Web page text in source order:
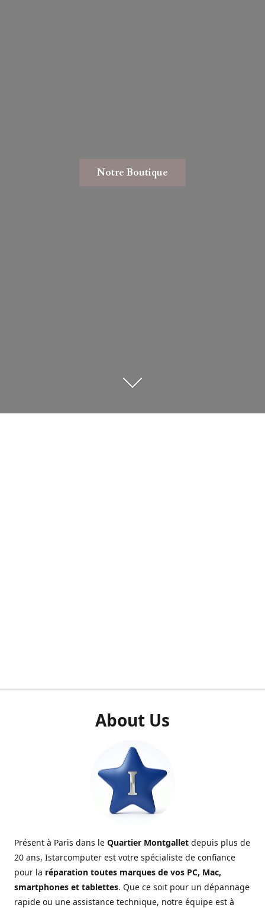
Notre Boutique
About Us
Présent à Paris dans le Quartier Montgallet depuis plus de
20 ans, Istarcomputer est votre spécialiste de confiance
pour la réparation toutes marques de vos PC, Mac,
smartphones et tablettes. Que ce soit pour un dépannage
rapide ou une assistance technique, notre équipe est à